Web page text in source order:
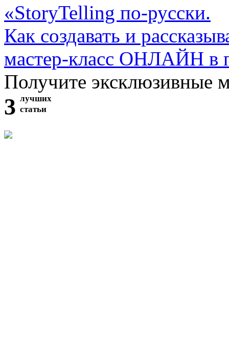
«StoryTelling по-русски.
Как создавать и
мастер-класс ОНЛАЙН в
Получите эксклюзивные
3 лучших
статьи